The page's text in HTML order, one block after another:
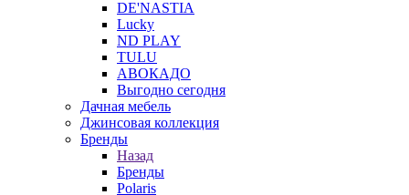
DE'NASTIA
Lucky
ND PLAY
TULU
АВОКАДО
Выгодно сегодня
Дачная мебель
Джинсовая коллекция
Бренды
Назад
Бренды
Polaris